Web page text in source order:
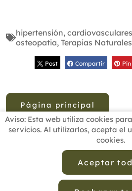
hipertensión, cardiovasculares
osteopatia, Terapias Naturales
Post Compartir
Página principal
Aviso: Esta web utiliza cookies
servicios. Al utilizarlos, acepta el
cookies.
Aceptar
BUSCADOR
ESCUELAS